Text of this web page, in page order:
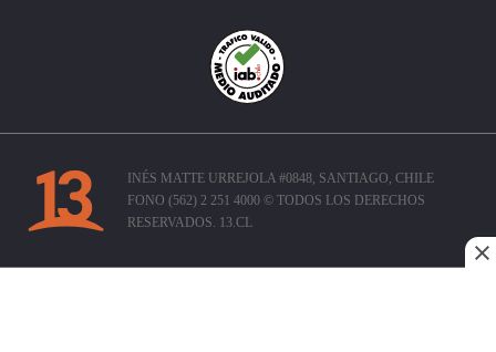
INÉS MATTE URREJOLA #0848, SANTIAGO, CHILE
FONO (562) 2 251 4000 © TODOS LOS DERECHOS
RESERVADOS. 13.CL